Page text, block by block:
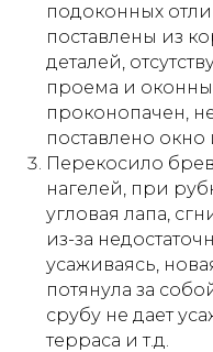
подоконных
поставлены из
деталей,
проема и
проконопачен,
поставлено окно
Перекосило
нагелей, при
угловая лапа,
из-за
усаживаясь,
потянула за
срубу не дает
терраса и т.д.